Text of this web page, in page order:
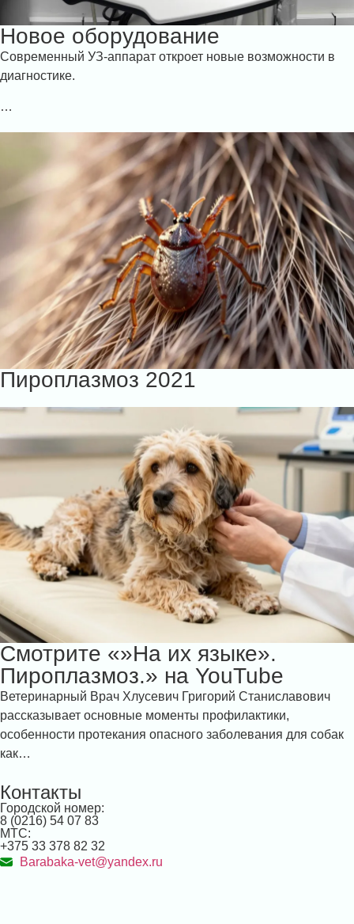
Новое оборудование
Современный УЗ-аппарат откроет новые возможности в
диагностике.
…
Пироплазмоз 2021
Смотрите «»На их языке».
Пироплазмоз.» на YouTube
Ветеринарный Врач Хлусевич Григорий Станиславович
рассказывает основные моменты профилактики,
особенности протекания опасного заболевания для собак
как…
Контакты
Городской номер:
8 (0216) 54 07 83
МТС:
+375 33 378 82 32
Barabaka-vet@yandex.ru